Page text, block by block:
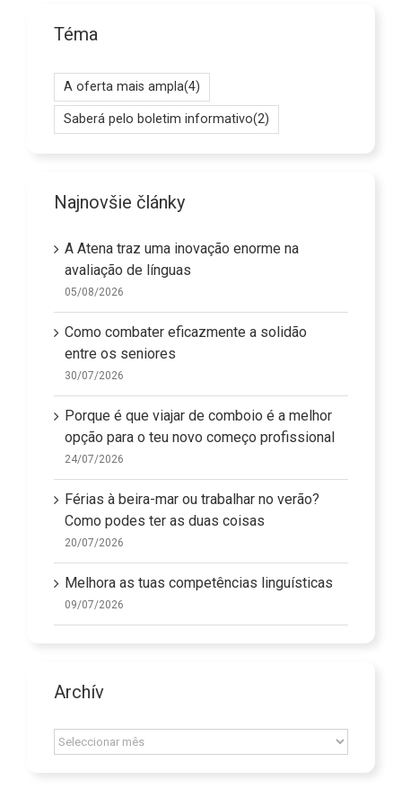
Téma
A oferta mais ampla(4)
Saberá pelo boletim informativo(2)
Najnovšie články
A Atena traz uma inovação enorme na
avaliação de línguas
05/08/2026
Como combater eficazmente a solidão
entre os seniores
30/07/2026
Porque é que viajar de comboio é a melhor
opção para o teu novo começo profissional
24/07/2026
Férias à beira-mar ou trabalhar no verão?
Como podes ter as duas coisas
20/07/2026
Melhora as tuas competências linguísticas
09/07/2026
Archív
Archív